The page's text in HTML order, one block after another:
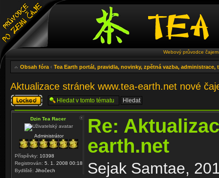
Webový průvodce
Obsah fóra ‹ Tea Earth portál, pravidla, novinky, zpětná vazba, administrace,
Aktualizace stránek www.tea-earth.net nové
Téma
uzamknuto
Dzin Tea Racer
Administrátor
Příspěvky: 10398
Registrován: 5. 1. 2008 00:18
Bydliště: Jihočech
Re:
earth.net
Sejak Samtae,